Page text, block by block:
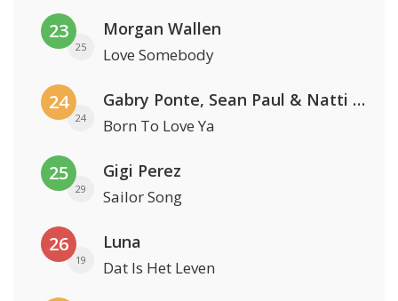
23
25
Morgan Wallen
Love Somebody
24
24
Gabry Ponte, Sean Paul & Natti Natasha
Born To Love Ya
25
29
Gigi Perez
Sailor Song
26
19
Luna
Dat Is Het Leven